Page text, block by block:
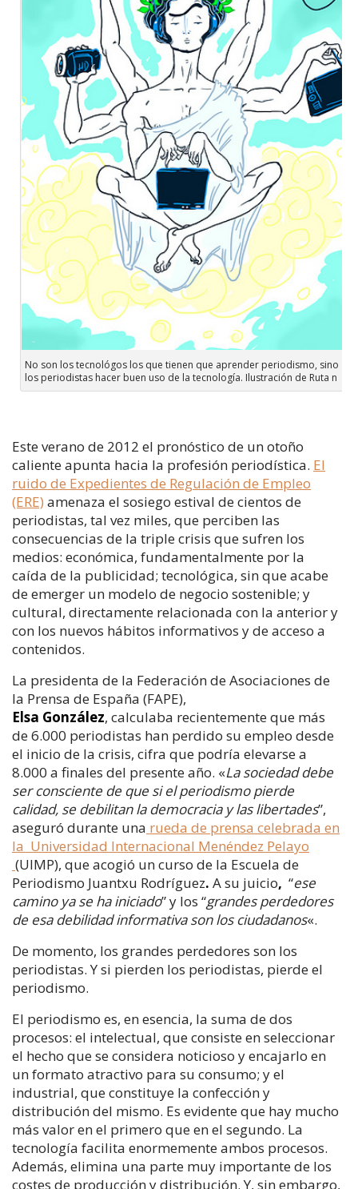
No son los tecnológos los que tienen que aprender periodismo, sino
los periodistas hacer buen uso de la tecnología. Ilustración de Ruta n
Este verano de 2012 el pronóstico de un otoño
caliente apunta hacia la profesión periodística. El
ruido de Expedientes de Regulación de Empleo
(ERE) amenaza el sosiego estival de cientos de
periodistas, tal vez miles, que perciben las
consecuencias de la triple crisis que sufren los
medios: económica, fundamentalmente por la
caída de la publicidad; tecnológica, sin que acabe
de emerger un modelo de negocio sostenible; y
cultural, directamente relacionada con la anterior y
con los nuevos hábitos informativos y de acceso a
contenidos.
La presidenta de la Federación de Asociaciones de
la Prensa de España (FAPE),
Elsa González, calculaba recientemente que más
de 6.000 periodistas han perdido su empleo desde
el inicio de la crisis, cifra que podría elevarse a
8.000 a finales del presente año. «La sociedad debe
ser consciente de que si el periodismo pierde
calidad, se debilitan la democracia y las libertades”,
aseguró durante una rueda de prensa celebrada en
la Universidad Internacional Menéndez Pelayo
(UIMP), que acogió un curso de la Escuela de
Periodismo Juantxu Rodríguez. A su juicio, “ese
camino ya se ha iniciado” y los “grandes perdedores
de esa debilidad informativa son los ciudadanos«.
De momento, los grandes perdedores son los
periodistas. Y si pierden los periodistas, pierde el
periodismo.
El periodismo es, en esencia, la suma de dos
procesos: el intelectual, que consiste en seleccionar
el hecho que se considera noticioso y encajarlo en
un formato atractivo para su consumo; y el
industrial, que constituye la confección y
distribución del mismo. Es evidente que hay mucho
más valor en el primero que en el segundo. La
tecnología facilita enormemente ambos procesos.
Además, elimina una parte muy importante de los
costes de producción y distribución. Y, sin embargo,